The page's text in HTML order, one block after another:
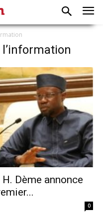
l’information
Dème annonce
0